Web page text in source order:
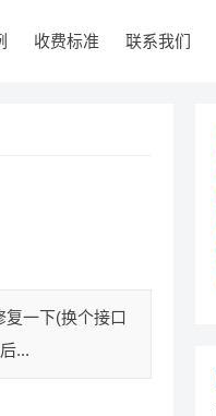
收费标准 联系我们
一下(换个接口
...